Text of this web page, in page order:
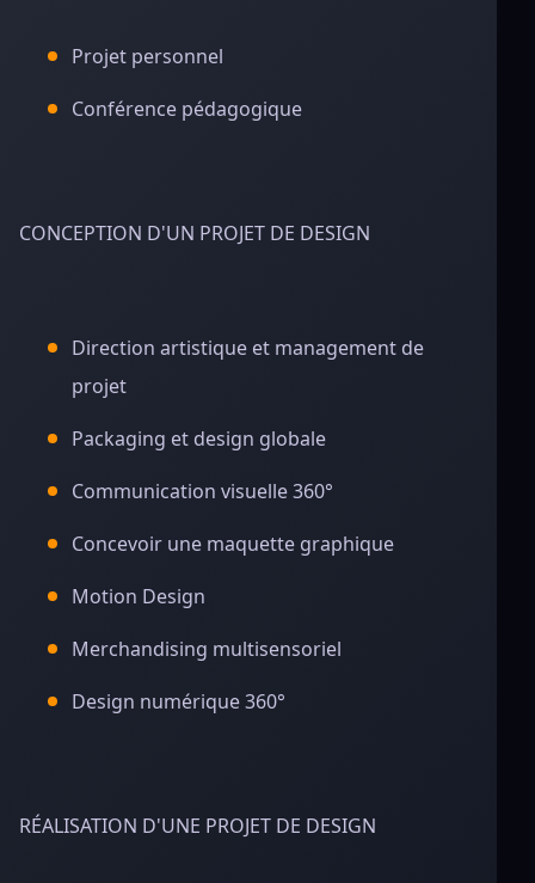
Projet personnel
Conférence pédagogique
CONCEPTION D'UN PROJET DE DESIGN
Direction artistique et management de
projet
Packaging et design globale
Communication visuelle 360°
Concevoir une maquette graphique
Motion Design
Merchandising multisensoriel
Design numérique 360°
RÉALISATION D'UNE PROJET DE DESIGN